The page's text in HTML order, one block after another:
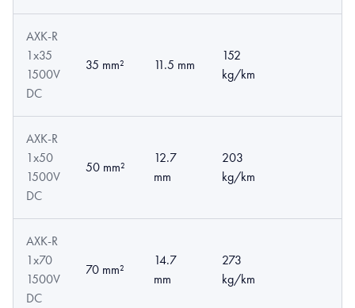
AXK-R
1x35
1500V
DC
35 mm² 11.5 mm
152
kg/km
AXK-R
1x50
1500V
DC
50 mm²
12.7
mm
203
kg/km
AXK-R
1x70
1500V
DC
70 mm²
14.7
mm
273
kg/km